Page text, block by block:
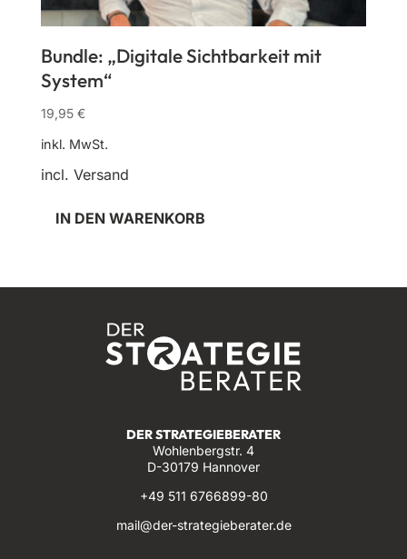
Bundle: „Digitale Sichtbarkeit mit
System“
19,95 €
inkl. MwSt.
incl. Versand
IN DEN WARENKORB
DER STRATEGIEBERATER
Wohlenbergstr. 4
D-30179 Hannover
+49 511 6766899-80
mail@der-strategieberater.de